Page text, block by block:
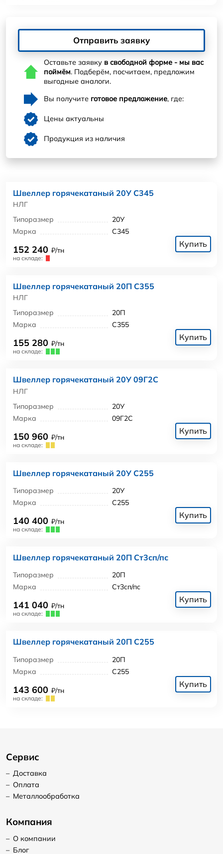
Отправить заявку
Оставьте заявку в свободной форме - мы вас
поймём. Подберём, посчитаем, предложим
выгодные аналоги.
Вы получите готовое предложение, где:
Цены актуальны
Продукция из наличия
Швеллер горячекатаный 20У С345
НЛГ
Типоразмер
20У
Марка
С345
152 240 ₽/тн
на складе:
Купить
Швеллер горячекатаный 20П С355
НЛГ
Типоразмер
20П
Марка
С355
155 280 ₽/тн
на складе:
Купить
Швеллер горячекатаный 20У 09Г2С
НЛГ
Типоразмер
20У
Марка
09Г2С
150 960 ₽/тн
на складе:
Купить
Швеллер горячекатаный 20У С255
Типоразмер
20У
Марка
С255
140 400 ₽/тн
на складе:
Купить
Швеллер горячекатаный 20П Ст3сп/пс
Типоразмер
20П
Марка
Ст3сп/пс
141 040 ₽/тн
на складе:
Купить
Швеллер горячекатаный 20П С255
Типоразмер
20П
Марка
С255
143 600 ₽/тн
на складе:
Купить
Сервис
– Доставка
– Оплата
– Металлообработка
Компания
– О компании
– Блог